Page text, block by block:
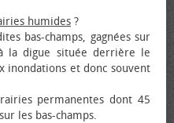
humides ?
bas-champs, gagnées sur
la digue située derrière le
inondations et donc souvent
permanentes dont 45
les bas-champs.